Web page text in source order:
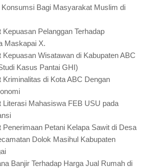
Bagi Masyarakat Muslim di
Kepuasan Pelanggan Terhadap
Maskapai X.
Kepuasan Wisatawan di Kabupaten ABC
Kasus Pantai GHI)
Kriminalitas di Kota ABC Dengan
Literasi Mahasiswa FEB USU pada
Penerimaan Petani Kelapa Sawit di Desa
Dolok Masihul Kabupaten
Banjir Terhadap Harga Jual Rumah di